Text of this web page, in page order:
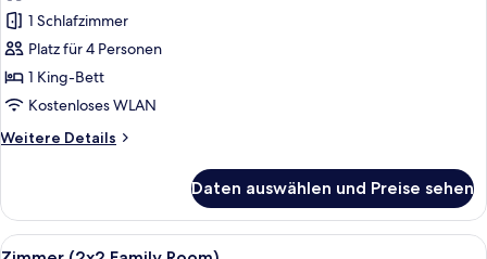
Familienzimmer
(Premium)
anzeigen
1 Schlafzimmer
Platz für 4 Personen
1 King-Bett
Kostenloses WLAN
Weitere Details
Weitere
(Premium)
Daten auswählen und Preise sehen
Alle
Ein Hotelzimmer mit einem großen
5